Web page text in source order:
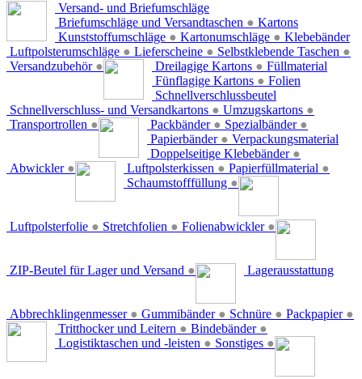
Versand- und Briefumschläge
Briefumschläge und Versandtaschen ●
Kunststoffumschläge ● Kartonumschläge ●
Luftpolsterumschläge ● Lieferscheine ● Selbstklebende Taschen ●
Versandzubehör ●
Kartons
Dreilagige Kartons ●
Fünflagige Kartons ●
Schnellverschluss- und Versandkartons ● Umzugskartons ●
Transportrollen ●
Klebebänder
Packbänder ● Spezialbänder ●
Papierbänder ●
Doppelseitige Klebebänder ●
Abwickler ●
Füllmaterial
Luftpolsterkissen ● Papierfüllmaterial ●
Schaumstofffüllung ●
Folien
Luftpolsterfolie ● Stretchfolien ● Folienabwickler ●
Schnellverschlussbeutel
ZIP-Beutel für Lager und Versand ●
Verpackungsmaterial
Abbrechklingenmesser ● Gummibänder ● Schnüre ● Packpapier ●
Lagerausstattung
Tritthocker und Leitern ● Bindebänder ●
Logistiktaschen und -leisten ● Sonstiges ●